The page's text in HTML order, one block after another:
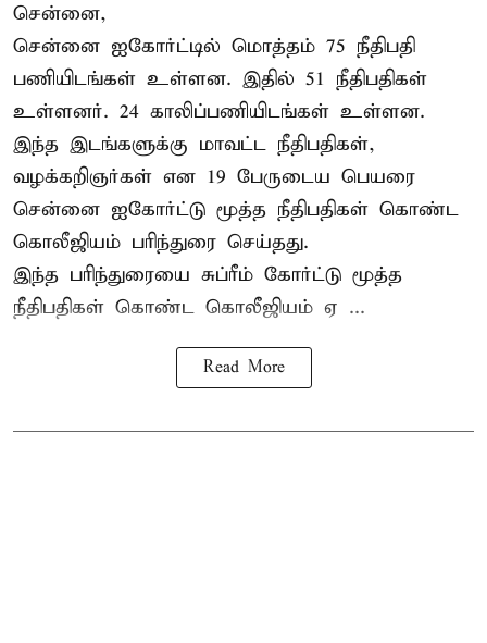
சென்னை,
சென்னை ஐகோர்ட்டில் மொத்தம் 75 நீதிபதி
பணியிடங்கள் உள்ளன. இதில் 51 நீதிபதிகள்
உள்ளனர். 24 காலிப்பணியிடங்கள் உள்ளன.
இந்த இடங்களுக்கு மாவட்ட நீதிபதிகள்,
வழக்கறிஞர்கள் என 19 பேருடைய பெயரை
சென்னை ஐகோர்ட்டு மூத்த நீதிபதிகள் கொண்ட
கொலீஜியம் பரிந்துரை செய்தது.
இந்த பரிந்துரையை சுப்ரீம் கோர்ட்டு மூத்த
நீதிபதிகள் கொண்ட கொலீஜியம் ஏ ...
Read More